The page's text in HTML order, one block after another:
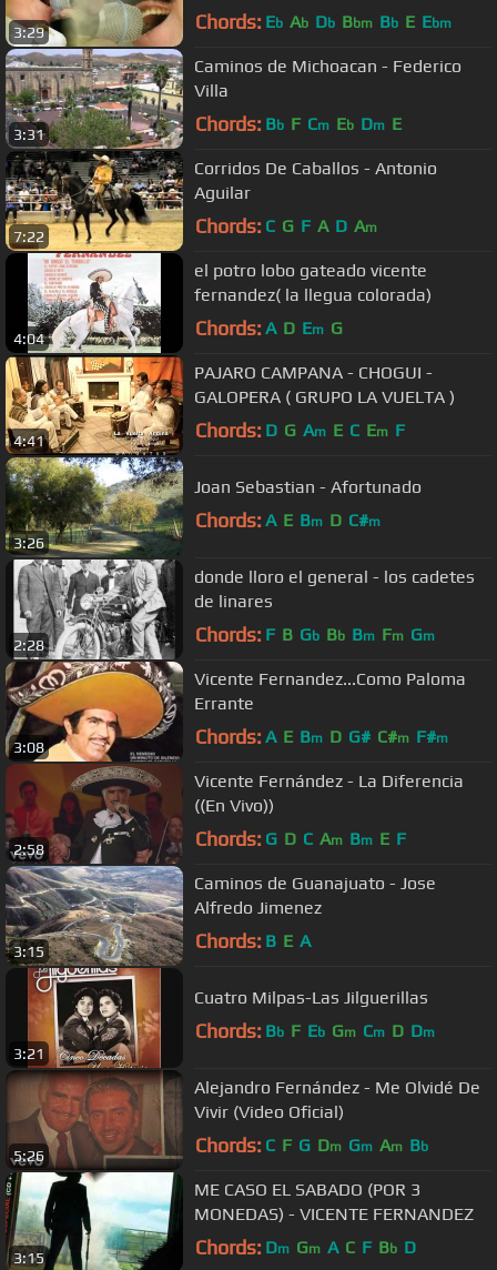
3:29
Viviente) (Video))
Chords: Eb Ab Db Bbm Bb E Ebm
3:31
Caminos de Michoacan - Federico
Villa
Chords: Bb F Cm Eb Dm E
7:22
Corridos De Caballos - Antonio
Aguilar
Chords: C G F A D Am
4:04
el potro lobo gateado vicente
fernandez( la llegua colorada)
Chords: A D Em G
4:41
PAJARO CAMPANA - CHOGUI -
GALOPERA ( GRUPO LA VUELTA )
Chords: D G Am E C Em F
3:26
Joan Sebastian - Afortunado
Chords: A E Bm D C#m
2:28
donde lloro el general - los cadetes
de linares
Chords: F B Gb Bb Bm Fm Gm
3:08
Vicente Fernandez...Como Paloma
Errante
Chords: A E Bm D G# C#m F#m
2:58
Vicente Fernández - La Diferencia
((En Vivo))
Chords: G D C Am Bm E F
3:15
Caminos de Guanajuato - Jose
Alfredo Jimenez
Chords: B E A
3:21
Cuatro Milpas-Las Jilguerillas
Chords: Bb F Eb Gm Cm D Dm
5:26
Alejandro Fernández - Me Olvidé De
Vivir (Video Oficial)
Chords: C F G Dm Gm Am Bb
3:15
ME CASO EL SABADO (POR 3
MONEDAS) - VICENTE FERNANDEZ
Chords: Dm Gm A C F Bb D